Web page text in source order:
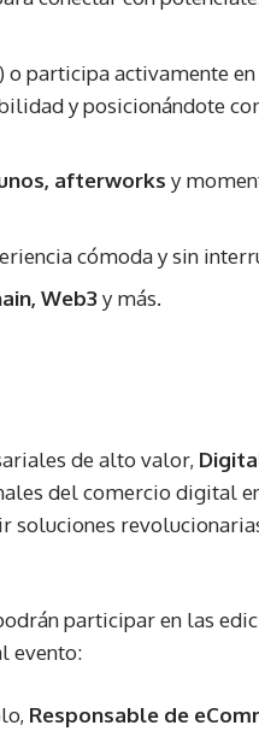
o participa activamente en
y posicionándote
afterworks y
cómoda y sin
Web3y más.
de alto valor,
del comercio digital
soluciones
participar en las
evento:
Responsable de